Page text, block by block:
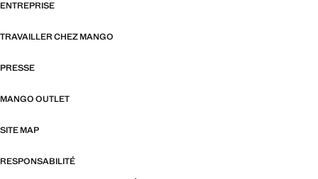
ENTREPRISE
TRAVAILLER CHEZ MANGO
PRESSE
MANGO OUTLET
SITE MAP
RESPONSABILITÉ